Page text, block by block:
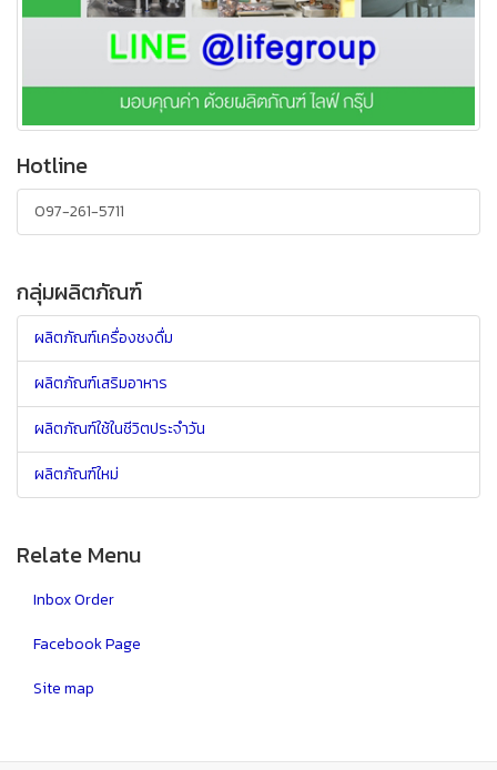
Hotline
097-261-5711
กลุ่มผลิตภัณฑ์
ผลิตภัณฑ์เครื่องชงดื่ม
ผลิตภัณฑ์เสริมอาหาร
ผลิตภัณฑ์ใช้ในชีวิตประจำวัน
ผลิตภัณฑ์ใหม่
Relate Menu
Inbox Order
Facebook Page
Site map